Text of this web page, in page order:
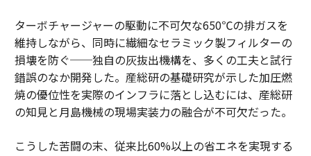
ターボチャージャーの駆動に不可欠な650℃の排ガスを
維持しながら、同時に繊細なセラミック製フィルターの
損壊を防ぐ──独自の灰抜出機構を、多くの工夫と試行
錯誤のなか開発した。産総研の基礎研究が示した加圧燃
焼の優位性を実際のインフラに落とし込むには、産総研
の知見と月島機械の現場実装力の融合が不可欠だった。
こうした苦闘の末、従来比60%以上の省エネを実現する